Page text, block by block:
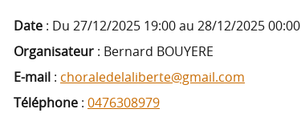
Date : Du 27/12/2025 19:00 au 28/12/2025 00:00
Organisateur : Bernard BOUYERE
E-mail : choraledelaliberte@gmail.com
Téléphone : 0476308979